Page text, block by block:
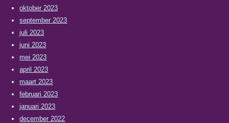
oktober 2023
september 2023
juli 2023
juni 2023
mei 2023
april 2023
maart 2023
februari 2023
januari 2023
december 2022